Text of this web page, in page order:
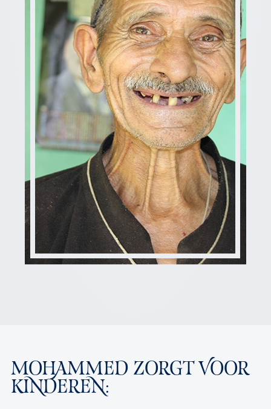
MOHAMMED ZORGT VOOR
KINDEREN: